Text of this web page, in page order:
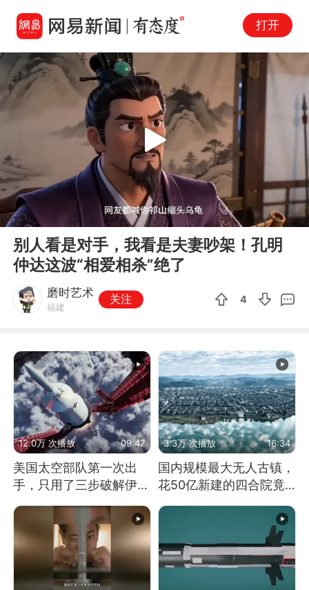
打开
00:00 02:29
Play
别人看是对手，我看是夫妻吵架！孔明
仲达这波“相爱相杀”绝了
磨时艺术
福建
关注 4
12.0万 次播放 09:47
美国太空部队第一次出
手，只用了三步破解伊朗
防空
3.3万 次播放 16:34
国内规模最大无人古镇，
花50亿新建的四合院竟
没人住，发生了啥